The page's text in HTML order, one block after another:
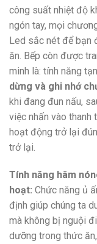
công suất nhiệt độ
ngón tay, mọi
Led sắc nét để bạn
ăn. Bếp còn được
minh là: tính năng
dừng và ghi nhớ
khi đang đun nấu,
việc nhấn vào
hoạt động trở lại
trở lại.
Tính năng hâm
hoạt: Chức năng ủ
định giúp chúng ta
mà không bị nguội
dưỡng trong thức